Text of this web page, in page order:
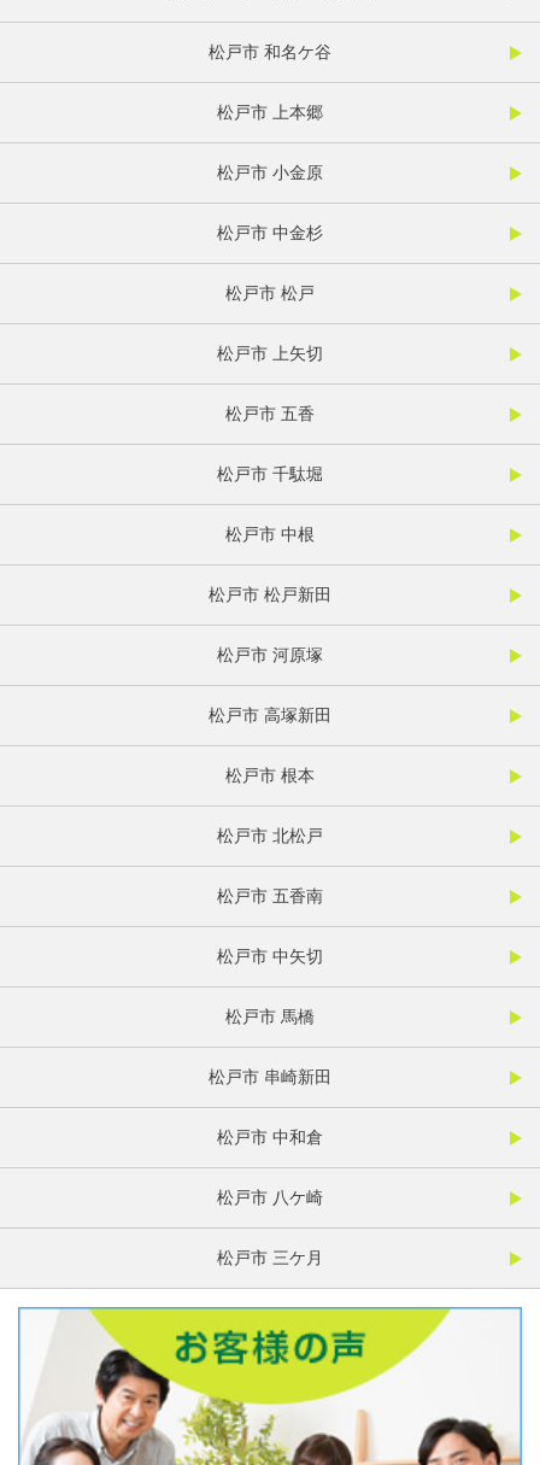
松戸市 和名ケ谷
松戸市 上本郷
松戸市 小金原
松戸市 中金杉
松戸市 松戸
松戸市 上矢切
松戸市 五香
松戸市 千駄堀
松戸市 中根
松戸市 松戸新田
松戸市 河原塚
松戸市 高塚新田
松戸市 根本
松戸市 北松戸
松戸市 五香南
松戸市 中矢切
松戸市 馬橋
松戸市 串崎新田
松戸市 中和倉
松戸市 八ケ崎
松戸市 三ケ月